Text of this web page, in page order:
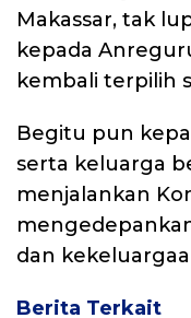
Makassar, tak
kepada
kembali terpilih
Begitu pun
serta keluarga
menjalankan
dan
Berita Terkait